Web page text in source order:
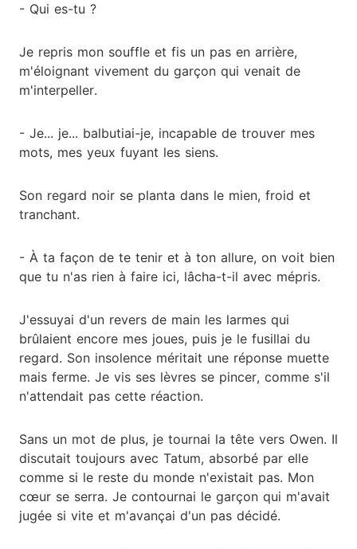
- Qui es-tu ?
Je repris mon souffle et fis un pas en arrière,
m'éloignant vivement du garçon qui venait de
m'interpeller.
- Je... je... balbutiai-je, incapable de trouver mes
mots, mes yeux fuyant les siens.
Son regard noir se planta dans le mien, froid et
tranchant.
- À ta façon de te tenir et à ton allure, on voit bien
que tu n'as rien à faire ici, lâcha-t-il avec mépris.
J'essuyai d'un revers de main les larmes qui
brûlaient encore mes joues, puis je le fusillai du
regard. Son insolence méritait une réponse muette
mais ferme. Je vis ses lèvres se pincer, comme s'il
n'attendait pas cette réaction.
Sans un mot de plus, je tournai la tête vers Owen. Il
discutait toujours avec Tatum, absorbé par elle
comme si le reste du monde n'existait pas. Mon
cœur se serra. Je contournai le garçon qui m'avait
jugée si vite et m'avançai d'un pas décidé.